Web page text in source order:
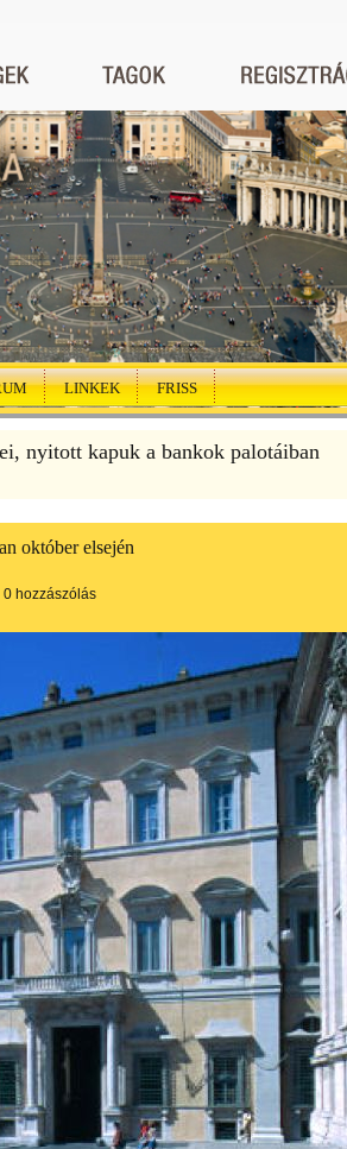
LINKEK FRISS
nyitott kapuk a bankok palotáiban
október elsején
0 hozzászólás